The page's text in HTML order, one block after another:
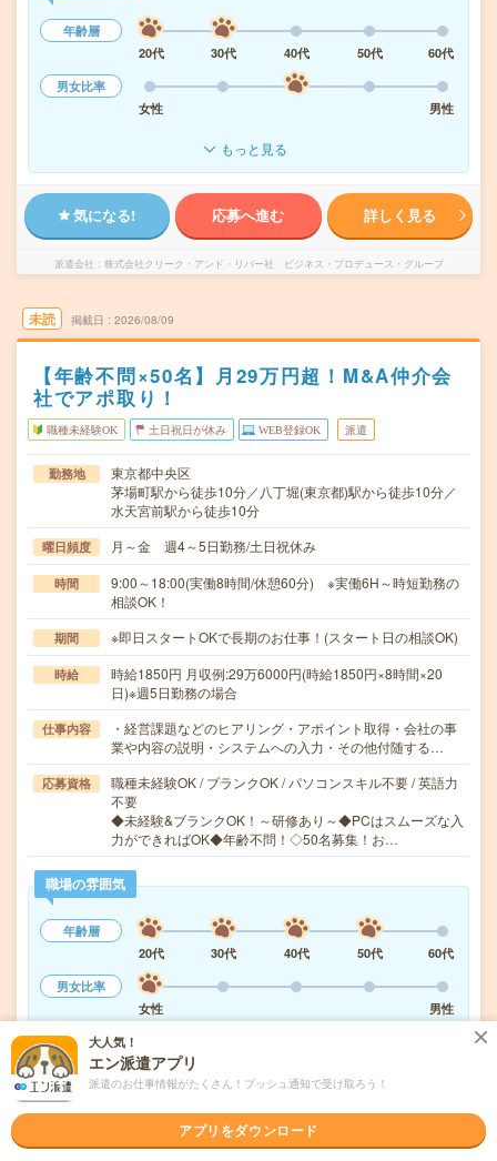
年齢層
20代
30代 40代 50代
60代
男女比率
女性
男性
もっと見る
気になる! 応募へ進む 詳しく見る
派遣会社 株式会社クリーク・アンド・リバー社 ビジネス・プロデュース・グループ
未読 掲載日 2026/08/09
【年齢不問×50名】月29万円超！M&A仲介会
社でアポ取り！
職種未経験OK 土日祝日が休み WEB登録OK 派遣
勤務地
東京都中央区
茅場町駅から徒歩10分／八丁堀(東京都)駅から徒歩10分／
水天宮前駅から徒歩10分
曜日頻度 月～金 週4～5日勤務/土日祝休み
時間
9:00～18:00(実働8時間/休憩60分) ※実働6H～時短勤務の
相談OK！
期間 ※即日スタートOKで長期のお仕事！(スタート日の相談OK)
時給
時給1850円 月収例:29万6000円(時給1850円×8時間×20
日)※週5日勤務の場合
仕事内容
・経営課題などのヒアリング・アポイント取得・会社の事
業や内容の説明・システムへの入力・その他付随する…
応募資格
職種未経験OK / ブランクOK / パソコンスキル不要 / 英語力
不要
◆未経験&ブランクOK！～研修あり～◆PCはスムーズな入
力ができればOK◆年齢不問！◇50名募集！お…
職場の雰囲気
年齢層
20代
30代 40代 50代
60代
男女比率
女性
男性
気になる! 応募へ進む 詳しく見る
大人気！
エン派遣アプリ
派遣のお仕事情報がたくさん！プッシュ通知で受け取ろう！
アプリをダウンロード